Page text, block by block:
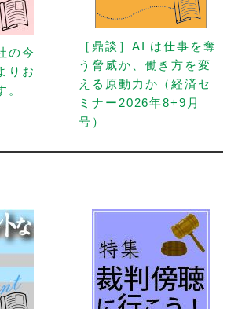
の今
りお
。
［鼎談］AI は仕事を奪
う脅威か、働き方を変
える原動力か（経済セ
ミナー2026年8+9月
号）